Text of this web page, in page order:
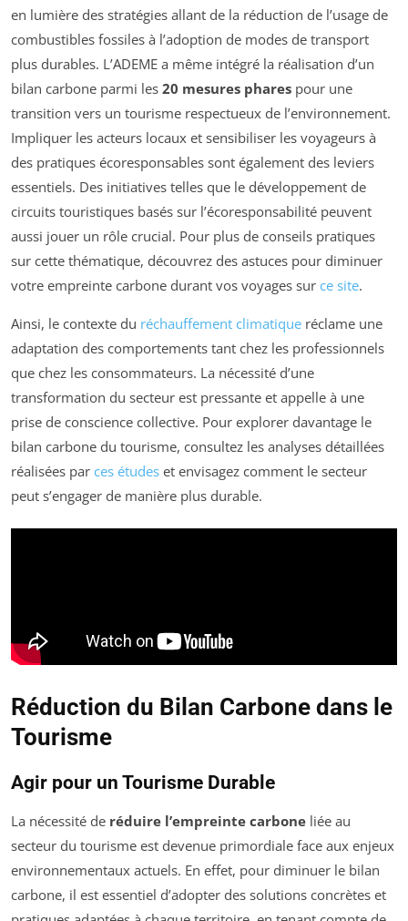
en lumière des stratégies allant de la réduction de l’usage de
combustibles fossiles à l’adoption de modes de transport
plus durables. L’ADEME a même intégré la réalisation d’un
bilan carbone parmi les 20 mesures phares pour une
transition vers un tourisme respectueux de l’environnement.
Impliquer les acteurs locaux et sensibiliser les voyageurs à
des pratiques écoresponsables sont également des leviers
essentiels. Des initiatives telles que le développement de
circuits touristiques basés sur l’écoresponsabilité peuvent
aussi jouer un rôle crucial. Pour plus de conseils pratiques
sur cette thématique, découvrez des astuces pour diminuer
votre empreinte carbone durant vos voyages sur ce site.
Ainsi, le contexte du réchauffement climatique réclame une
adaptation des comportements tant chez les professionnels
que chez les consommateurs. La nécessité d’une
transformation du secteur est pressante et appelle à une
prise de conscience collective. Pour explorer davantage le
bilan carbone du tourisme, consultez les analyses détaillées
réalisées par ces études et envisagez comment le secteur
peut s’engager de manière plus durable.
Réduction du Bilan Carbone dans le
Tourisme
Agir pour un Tourisme Durable
La nécessité de réduire l’empreinte carbone liée au
secteur du tourisme est devenue primordiale face aux enjeux
environnementaux actuels. En effet, pour diminuer le bilan
carbone, il est essentiel d’adopter des solutions concrètes et